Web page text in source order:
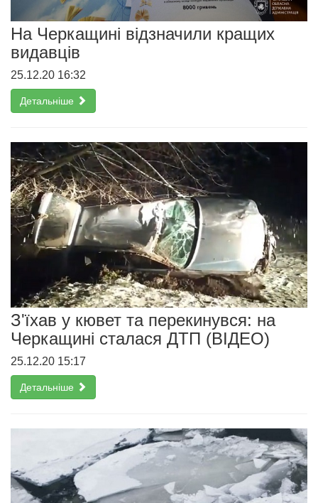
На Черкащині відзначили кращих
видавців
25.12.20 16:32
Детальніше
З'їхав у кювет та перекинувся: на
Черкащині сталася ДТП (ВІДЕО)
25.12.20 15:17
Детальніше